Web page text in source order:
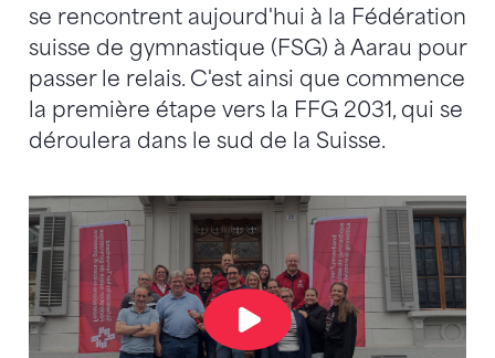
se rencontrent aujourd'hui à la Fédération
suisse de gymnastique (FSG) à Aarau pour
passer le relais. C'est ainsi que commence
la première étape vers la FFG 2031, qui se
déroulera dans le sud de la Suisse.